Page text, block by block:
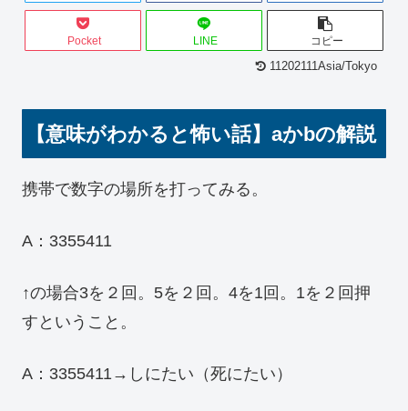
Pocket LINE コピー
11202111Asia/Tokyo
【意味がわかると怖い話】aかbの解説
携帯で数字の場所を打ってみる。
A：3355411
↑の場合3を２回。5を２回。4を1回。1を２回押
すということ。
A：3355411→しにたい（死にたい）